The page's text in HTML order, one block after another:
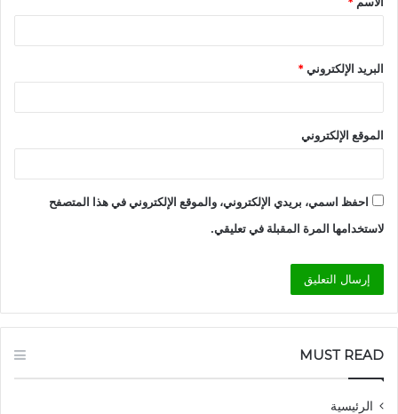
*
البريد الإلكتروني*
الموقع الإلكتروني
احفظ اسمي، بريدي الإلكتروني، والموقع الإلكتروني في هذا المتصفح
لاستخدامها المرة المقبلة في تعليقي.
MUST READ
الرئيسية